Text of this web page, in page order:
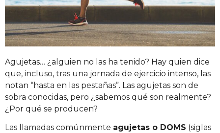
Agujetas… ¿alguien no las ha tenido? Hay quien dice
que, incluso, tras una jornada de ejercicio intenso, las
notan “hasta en las pestañas”. Las agujetas son de
sobra conocidas, pero ¿sabemos qué son realmente?
¿Por qué se producen?
Las llamadas comúnmente agujetas o DOMS (siglas